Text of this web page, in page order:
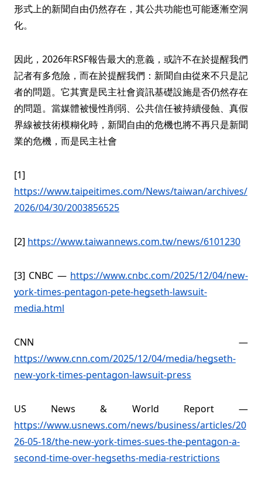
形式上的新聞自由仍然存在，其公共功能也可能逐漸空洞
化。
因此，2026年RSF報告最大的意義，或許不在於提醒我們
記者有多危險，而在於提醒我們：新聞自由從來不只是記
者的問題。它其實是民主社會資訊基礎設施是否仍然存在
的問題。當媒體被慢性削弱、公共信任被持續侵蝕、真假
界線被技術模糊化時，新聞自由的危機也將不再只是新聞
業的危機，而是民主社會
[1]
https://www.taipeitimes.com/News/taiwan/archives/
2026/04/30/2003856525
[2] https://www.taiwannews.com.tw/news/6101230
[3] CNBC — https://www.cnbc.com/2025/12/04/new-
york-times-pentagon-pete-hegseth-lawsuit-
media.html
CNN —
https://www.cnn.com/2025/12/04/media/hegseth-
new-york-times-pentagon-lawsuit-press
US News & World Report —
https://www.usnews.com/news/business/articles/20
26-05-18/the-new-york-times-sues-the-pentagon-a-
second-time-over-hegseths-media-restrictions